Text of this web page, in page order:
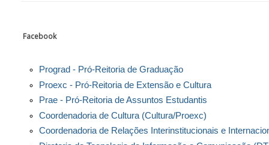
Unidades acadêmicas e administrativas
Facebook